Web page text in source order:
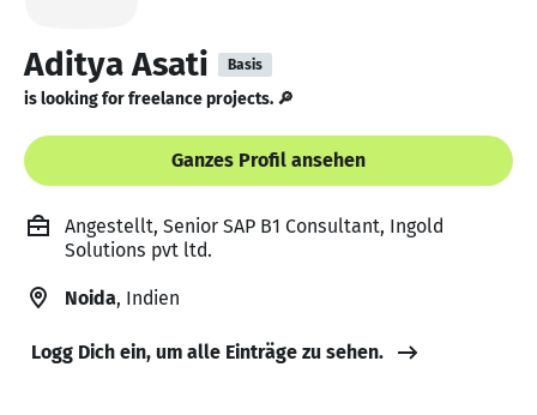
Aditya Asati Basis
is looking for freelance projects. 🔎
Ganzes Profil ansehen
Angestellt, Senior SAP B1 Consultant, Ingold
Solutions pvt ltd.
Noida, Indien
Logg Dich ein, um alle Einträge zu sehen.